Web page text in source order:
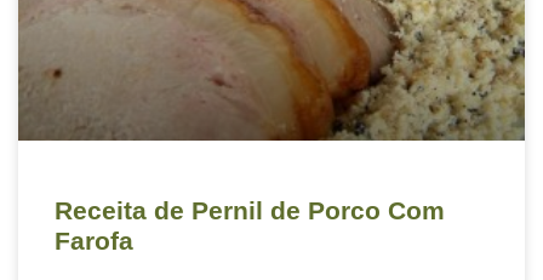
Receita de Pernil de Porco Com
Farofa